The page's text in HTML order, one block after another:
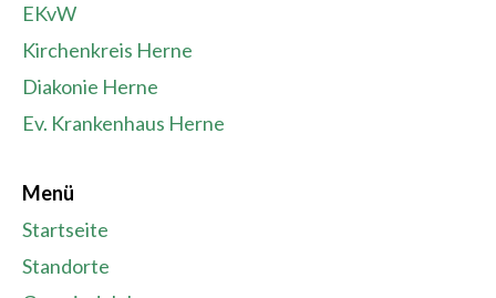
EKvW
Kirchenkreis Herne
Diakonie Herne
Ev. Krankenhaus Herne
Menü
Startseite
Standorte